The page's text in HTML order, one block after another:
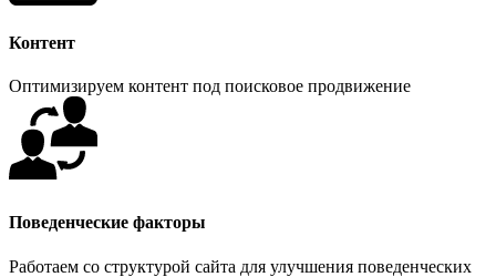
Контент
Оптимизируем контент под поисковое продвижение
Поведенческие факторы
Работаем со структурой сайта для улучшения поведенческих